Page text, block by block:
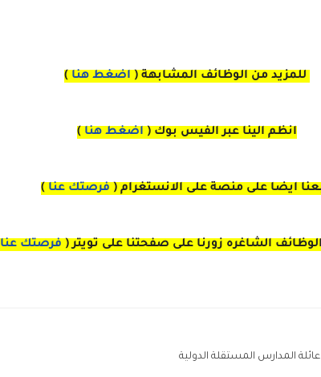
للمزيد من الوظائف المشابهة ( اضغط هنا )
انظم الينا عبر الفيس بوك ( اضغط هنا )
ايضا على منصة على الانستغرام ( فرصتك عنا )
الشاغره زورنا على صفحتنا على تويتر( فرصتك عنا
المدارس المستقلة الدولية